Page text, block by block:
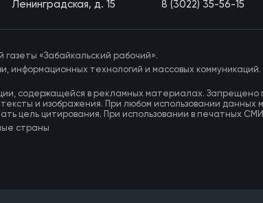
Ленинградская, д. 15
8 (3022) 35-56-15
«Забайкальский рабочий».
информационных технологий и массовых
содержащейся в рекламных материалах.
и изображения. При любом использовании
цель цитирования. При использовании в печатных
страны